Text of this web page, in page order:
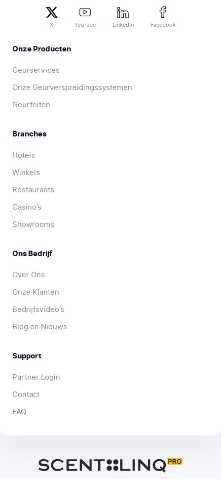
X YouTube LinkedIn Facebook
Onze Producten
Geurservices
Onze Geurverspreidingssystemen
Geurfeiten
Branches
Hotels
Winkels
Restaurants
Casino’s
Showrooms
Ons Bedrijf
Over Ons
Onze Klanten
Bedrijfsvideo’s
Blog en Nieuws
Support
Partner Login
Contact
FAQ